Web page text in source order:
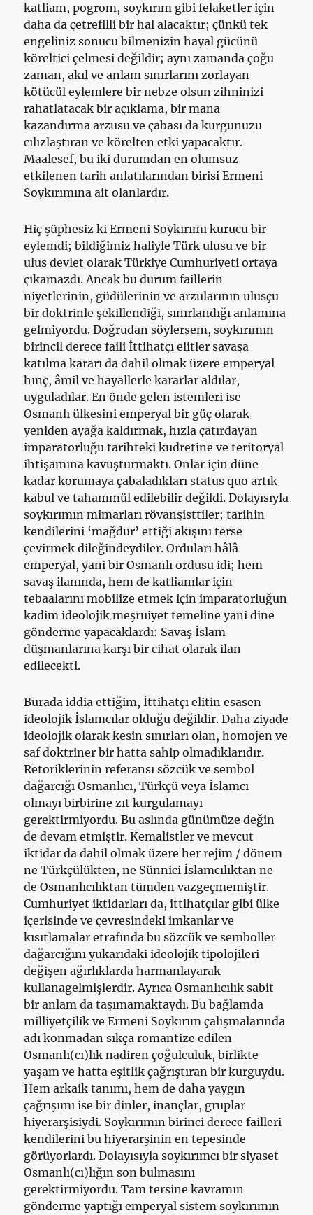
katliam, pogrom, soykırım gibi felaketler için
daha da çetrefilli bir hal alacaktır; çünkü tek
engeliniz sonucu bilmenizin hayal gücünü
köreltici çelmesi değildir; aynı zamanda çoğu
zaman, akıl ve anlam sınırlarını zorlayan
kötücül eylemlere bir nebze olsun zihninizi
rahatlatacak bir açıklama, bir mana
kazandırma arzusu ve çabası da kurgunuzu
cılızlaştıran ve körelten etki yapacaktır.
Maalesef, bu iki durumdan en olumsuz
etkilenen tarih anlatılarından birisi Ermeni
Soykırımına ait olanlardır.
Hiç şüphesiz ki Ermeni Soykırımı kurucu bir
eylemdi; bildiğimiz haliyle Türk ulusu ve bir
ulus devlet olarak Türkiye Cumhuriyeti ortaya
çıkamazdı. Ancak bu durum faillerin
niyetlerinin, güdülerinin ve arzularının ulusçu
bir doktrinle şekillendiği, sınırlandığı anlamına
gelmiyordu. Doğrudan söylersem, soykırımın
birincil derece faili İttihatçı elitler savaşa
katılma kararı da dahil olmak üzere emperyal
hınç, âmil ve hayallerle kararlar aldılar,
uyguladılar. En önde gelen istemleri ise
Osmanlı ülkesini emperyal bir güç olarak
yeniden ayağa kaldırmak, hızla çatırdayan
imparatorluğu tarihteki kudretine ve teritoryal
ihtişamına kavuşturmaktı. Onlar için düne
kadar korumaya çabaladıkları status quo artık
kabul ve tahammül edilebilir değildi. Dolayısıyla
soykırımın mimarları rövanşisttiler; tarihin
kendilerini ‘mağdur’ ettiği akışını terse
çevirmek dileğindeydiler. Orduları hâlâ
emperyal, yani bir Osmanlı ordusu idi; hem
savaş ilanında, hem de katliamlar için
tebaalarını mobilize etmek için imparatorluğun
kadim ideolojik meşruiyet temeline yani dine
gönderme yapacaklardı: Savaş İslam
düşmanlarına karşı bir cihat olarak ilan
edilecekti.
Burada iddia ettiğim, İttihatçı elitin esasen
ideolojik İslamcılar olduğu değildir. Daha ziyade
ideolojik olarak kesin sınırları olan, homojen ve
saf doktriner bir hatta sahip olmadıklarıdır.
Retoriklerinin referansı sözcük ve sembol
dağarcığı Osmanlıcı, Türkçü veya İslamcı
olmayı birbirine zıt kurgulamayı
gerektirmiyordu. Bu aslında günümüze değin
de devam etmiştir. Kemalistler ve mevcut
iktidar da dahil olmak üzere her rejim / dönem
ne Türkçülükten, ne Sünnici İslamcılıktan ne
de Osmanlıcılıktan tümden vazgeçmemiştir.
Cumhuriyet iktidarları da, ittihatçılar gibi ülke
içerisinde ve çevresindeki imkanlar ve
kısıtlamalar etrafında bu sözcük ve semboller
dağarcığını yukarıdaki ideolojik tipolojileri
değişen ağırlıklarda harmanlayarak
kullanagelmişlerdir. Ayrıca Osmanlıcılık sabit
bir anlam da taşımamaktaydı. Bu bağlamda
milliyetçilik ve Ermeni Soykırım çalışmalarında
adı konmadan sıkça romantize edilen
Osmanlı(cı)lık nadiren çoğulculuk, birlikte
yaşam ve hatta eşitlik çağrıştıran bir kurguydu.
Hem arkaik tanımı, hem de daha yaygın
çağrışımı ise bir dinler, inançlar, gruplar
hiyerarşisiydi. Soykırımın birinci derece failleri
kendilerini bu hiyerarşinin en tepesinde
görüyorlardı. Dolayısıyla soykırımcı bir siyaset
Osmanlı(cı)lığın son bulmasını
gerektirmiyordu. Tam tersine kavramın
gönderme yaptığı emperyal sistem soykırımın